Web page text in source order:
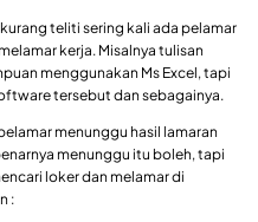
teliti sering kali ada pelamar
kerja. Misalnya tulisan
menggunakan Ms Excel, tapi
tersebut dan sebagainya.
menunggu hasil lamaran
menunggu itu boleh, tapi
loker dan melamar di
: